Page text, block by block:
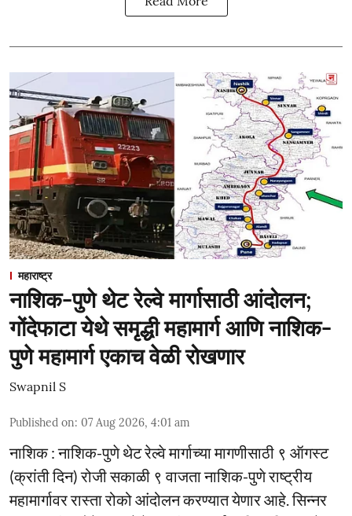
महाराष्ट्र
नाशिक-पुणे थेट रेल्वे मार्गासाठी आंदोलन;
गोंदेफाटा येथे समृद्धी महामार्ग आणि नाशिक-
पुणे महामार्ग एकाच वेळी रोखणार
Swapnil S
Published on: 07 Aug 2026, 4:01 am
नाशिक : नाशिक-पुणे थेट रेल्वे मार्गाच्या मागणीसाठी ९ ऑगस्ट
(क्रांती दिन) रोजी सकाळी ९ वाजता नाशिक-पुणे राष्ट्रीय
महामार्गावर रास्ता रोको आंदोलन करण्यात येणार आहे. सिन्नर